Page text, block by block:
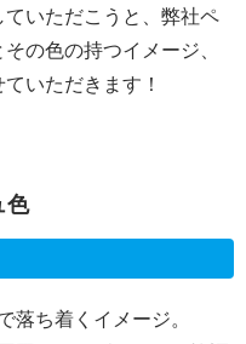
いただこうと、弊社ペ
の色の持つイメージ、
いただきます！
色
落ち着くイメージ。